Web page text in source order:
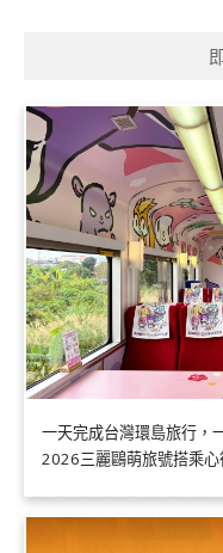
一天完成台灣環島旅行，
2026三麗鷗萌旅號搭乘